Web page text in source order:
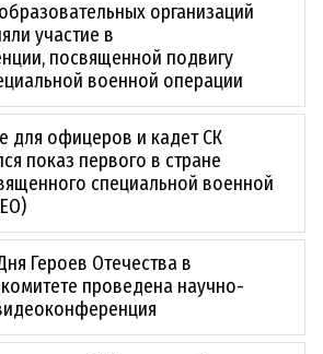
организаций
участие в
посвященной подвигу
военной операции
для офицеров и кадет СК
показ первого в стране
специальной военной
Героев Отечества в
проведена научно-